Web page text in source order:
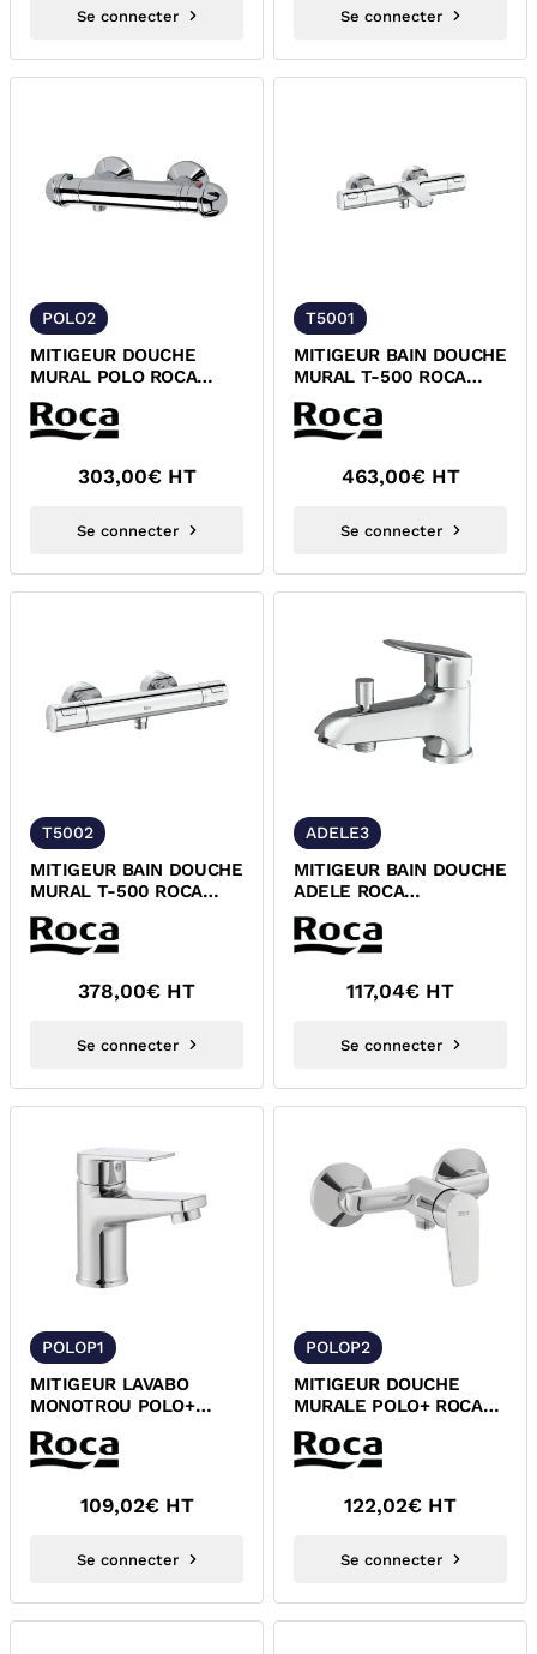
Se connecter Se connecter
POLO2
MITIGEUR DOUCHE
MURAL POLO ROCA
WM3140T3ZC0C300
303,00€ HT
Se connecter
T5001
MITIGEUR BAIN DOUCHE
MURAL T-500 ROCA
A5A1118C0F
463,00€ HT
Se connecter
T5002
MITIGEUR BAIN DOUCHE
MURAL T-500 ROCA
A5A1318C0F
378,00€ HT
Se connecter
ADELE3
MITIGEUR BAIN DOUCHE
ADELE ROCA
5A0587C00
117,04€ HT
Se connecter
POLOP1
MITIGEUR LAVABO
MONOTROU POLO+
ROCA A5A306GC0F
109,02€ HT
Se connecter
POLOP2
MITIGEUR DOUCHE
MURALE POLO+ ROCA
A5A216GC0F
122,02€ HT
Se connecter